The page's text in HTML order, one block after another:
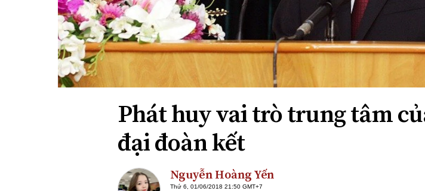
Phát huy vai trò trung tâm
đại đoàn kết
Nguyễn Hoàng Yến
Thứ 6, 01/06/2018 21:50 GMT+7